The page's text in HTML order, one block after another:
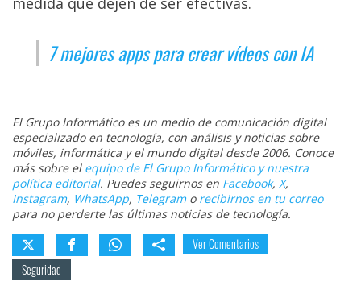
7 mejores apps para crear vídeos con IA
El Grupo Informático es un medio de comunicación digital
especializado en tecnología, con análisis y noticias sobre
móviles, informática y el mundo digital desde 2006. Conoce
más sobre el equipo de El Grupo Informático y nuestra
política editorial. Puedes seguirnos en Facebook, X,
Instagram, WhatsApp, Telegramo recibirnos en tu correo
para no perderte las últimas noticias de tecnología.
Ver Comentarios
Seguridad